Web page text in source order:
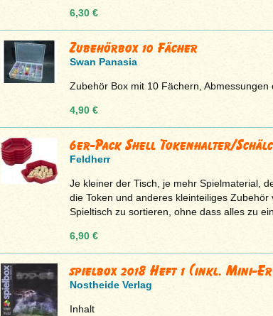
6,30 €
Zubehörbox 10 Fächer
Swan Panasia
Zubehör Box mit 10 Fächern, Abmessungen
4,90 €
6er-Pack Shell Tokenhalter/
Feldherr
Je kleiner der Tisch, je mehr Spielmaterial,
die Token und anderes kleinteiliges Zubehör
Spieltisch zu sortieren, ohne dass alles zu
6,90 €
spielbox 2018 Heft 1 (inkl. Mini-
Nostheide Verlag
Inhalt